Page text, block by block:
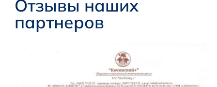
Отзывы наших
партнеров